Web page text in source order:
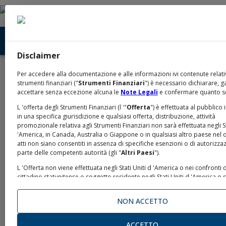
Home Prodotti e Quotazioni
Intesa Sanpaolo S.p.A.
Covered Warrants su
Azione Prysmian S.p.A. di
tipo Call Scadenza
18.12.2026 (144 Series of
CALL COVERED WARRANTS
Disclaimer
Per accedere alla documentazione e alle informazioni ivi contenute
strumenti finanziari ("Strumenti Finanziari") è necessario dichiarare,
accettare senza eccezione alcuna le Note Legali e confermare quanto
L 'offerta degli Strumenti Finanziari (l '"Offerta") è effettuata al pubblico
in una specifica giurisdizione e qualsiasi offerta, distribuzione, attività
promozionale relativa agli Strumenti Finanziari non sarà effettuata negli
'America, in Canada, Australia o Giappone o in qualsiasi altro paese nel
atti non siano consentiti in assenza di specifiche esenzioni o di
parte delle competenti autorità (gli "Altri Paesi").
L 'Offerta non viene effettuata negli Stati Uniti d 'America o nei confronti
cittadino statunitense o soggetto residente negli Stati Uniti d 'America o
Persona U.S. ”) e la documentazione relativa
non può essere distribuita negli Stati Uniti. Gli Strumenti Finanziari non
saranno registrati ai sensi dello United States Securities Act del 1993,
NON ACCETTO